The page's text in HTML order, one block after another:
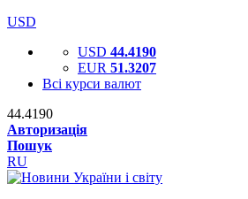
USD
USD 44.4190
EUR 51.3207
Всі курси валют
44.4190
Авторизація
Пошук
RU